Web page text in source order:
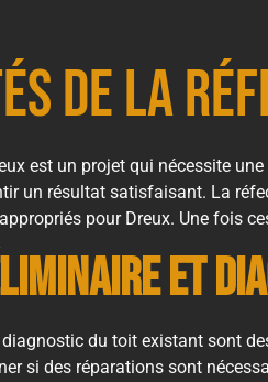
de la
est un projet qui nécessite
un résultat satisfaisant. La
pour Dreux. Une fois
et
du toit existant sont
si des réparations sont